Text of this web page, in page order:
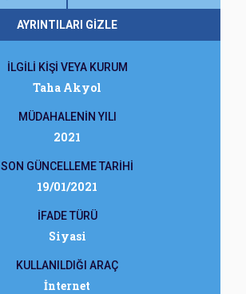
AYRINTILARI GİZLE
İLGİLİ KİŞİ VEYA KURUM
Taha Akyol
MÜDAHALENİN YILI
2021
SON GÜNCELLEME TARİHİ
19/01/2021
İFADE TÜRÜ
Siyasi
KULLANILDIĞI ARAÇ
İnternet